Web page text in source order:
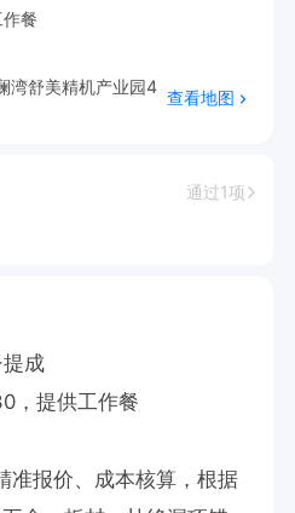
作餐
湾舒美精机产业园4
查看地图
通过1项
成
，提供工作餐
准报价、成本核算，根据